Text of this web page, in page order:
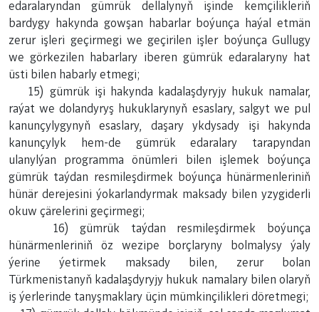
edaralaryndan gümrük dellalynyň işinde kemçilikleriň
bardygy hakynda gowşan habarlar boýunça haýal etmän
zerur işleri geçirmegi we geçirilen işler boýunça Gullugy
we görkezilen habarlary iberen gümrük edaralaryny hat
üsti bilen habarly etmegi;
15) gümrük işi hakynda kadalaşdyryjy hukuk namalar,
raýat we dolandyryş hukuklarynyň esaslary, salgyt we pul
kanunçylygynyň esaslary, daşary ykdysady işi hakynda
kanunçylyk hem-de gümrük edaralary tarapyndan
ulanylýan programma önümleri bilen işlemek boýunça
gümrük taýdan resmileşdirmek boýunça hünärmenleriniň
hünär derejesini ýokarlandyrmak maksady bilen yzygiderli
okuw çärelerini geçirmegi;
16) gümrük taýdan resmileşdirmek boýunça
hünärmenleriniň öz wezipe borçlaryny bolmalysy ýaly
ýerine ýetirmek maksady bilen, zerur bolan
Türkmenistanyň kadalaşdyryjy hukuk namalary bilen olaryň
iş ýerlerinde tanyşmaklary üçin mümkinçilikleri döretmegi;